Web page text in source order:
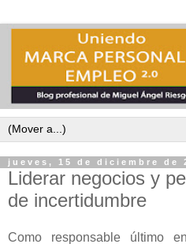
jueves, 15 de diciembre de
Liderar negocios y
de incertidumbre
Como responsable último